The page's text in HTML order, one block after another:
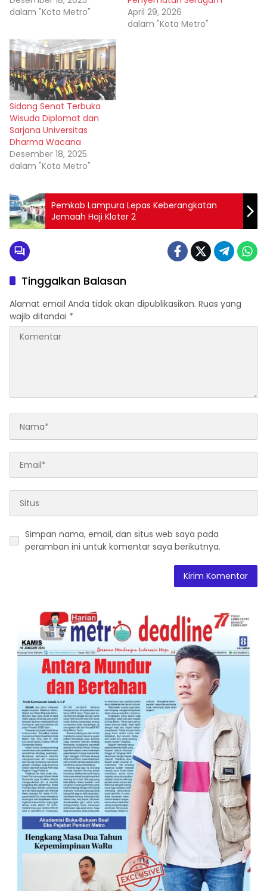
dalam "Kota Metro"
April 29, 2026
dalam "Kota Metro"
Sidang Senat Terbuka
Wisuda Diplomat dan
Sarjana Universitas
Dharma Wacana
Desember 18, 2025
dalam "Kota Metro"
Pemkab Lampura Lepas Keberangkatan
Jemaah Haji Kloter 2
Tinggalkan Balasan
Alamat email Anda tidak akan dipublikasikan. Ruas yang
wajib ditandai *
Simpan nama, email, dan situs web saya pada
peramban ini untuk komentar saya berikutnya.